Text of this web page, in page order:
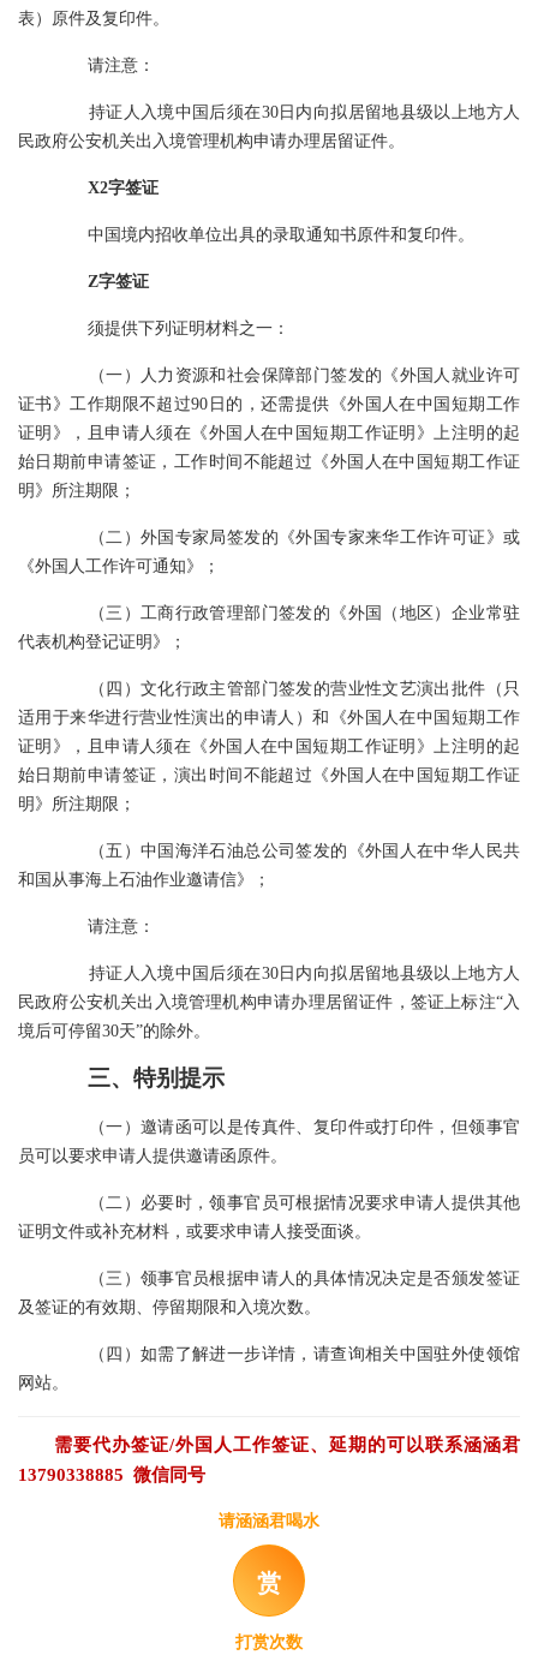
表）原件及复印件。
请注意：
持证人入境中国后须在30日内向拟居留地县级以上地方人
民政府公安机关出入境管理机构申请办理居留证件。
X2字签证
中国境内招收单位出具的录取通知书原件和复印件。
Z字签证
须提供下列证明材料之一：
（一）人力资源和社会保障部门签发的《外国人就业许可
证书》工作期限不超过90日的，还需提供《外国人在中国短期工作
证明》，且申请人须在《外国人在中国短期工作证明》上注明的起
始日期前申请签证，工作时间不能超过《外国人在中国短期工作证
明》所注期限；
（二）外国专家局签发的《外国专家来华工作许可证》或
《外国人工作许可通知》；
（三）工商行政管理部门签发的《外国（地区）企业常驻
代表机构登记证明》；
（四）文化行政主管部门签发的营业性文艺演出批件（只
适用于来华进行营业性演出的申请人）和《外国人在中国短期工作
证明》，且申请人须在《外国人在中国短期工作证明》上注明的起
始日期前申请签证，演出时间不能超过《外国人在中国短期工作证
明》所注期限；
（五）中国海洋石油总公司签发的《外国人在中华人民共
和国从事海上石油作业邀请信》；
请注意：
持证人入境中国后须在30日内向拟居留地县级以上地方人
民政府公安机关出入境管理机构申请办理居留证件，签证上标注“入
境后可停留30天”的除外。
三、特别提示
（一）邀请函可以是传真件、复印件或打印件，但领事官
员可以要求申请人提供邀请函原件。
（二）必要时，领事官员可根据情况要求申请人提供其他
证明文件或补充材料，或要求申请人接受面谈。
（三）领事官员根据申请人的具体情况决定是否颁发签证
及签证的有效期、停留期限和入境次数。
（四）如需了解进一步详情，请查询相关中国驻外使领馆
网站。
需要代办签证/外国人工作签证、延期的可以联系涵涵君
13790338885 微信同号
请涵涵君喝水
赏
打赏次数